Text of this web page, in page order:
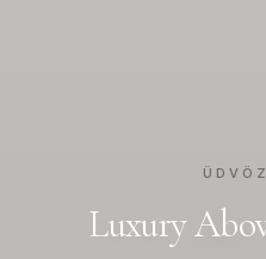
Luxury